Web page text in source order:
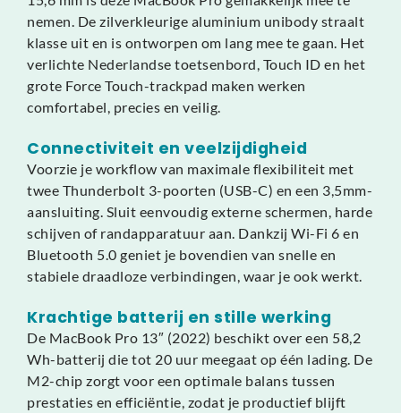
nemen. De zilverkleurige aluminium unibody straalt
klasse uit en is ontworpen om lang mee te gaan. Het
verlichte Nederlandse toetsenbord, Touch ID en het
grote Force Touch-trackpad maken werken
comfortabel, precies en veilig.
Connectiviteit en veelzijdigheid
Voorzie je workflow van maximale flexibiliteit met
twee Thunderbolt 3-poorten (USB-C) en een 3,5mm-
aansluiting. Sluit eenvoudig externe schermen, harde
schijven of randapparatuur aan. Dankzij Wi-Fi 6 en
Bluetooth 5.0 geniet je bovendien van snelle en
stabiele draadloze verbindingen, waar je ook werkt.
Krachtige batterij en stille werking
De MacBook Pro 13″ (2022) beschikt over een 58,2
Wh-batterij die tot 20 uur meegaat op één lading. De
M2-chip zorgt voor een optimale balans tussen
prestaties en efficiëntie, zodat je productief blijft